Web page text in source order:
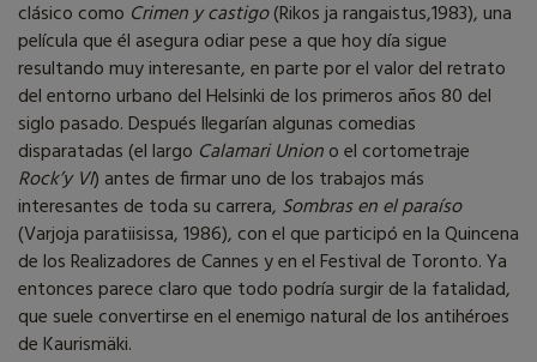
clásico como Crimen y castigo(Rikos ja rangaistus,1983), una
película que él asegura odiar pese a que hoy día sigue
resultando muy interesante, en parte por el valor del retrato
del entorno urbano del Helsinki de los primeros años 80 del
siglo pasado. Después llegarían algunas comedias
disparatadas (el largo Calamari Uniono el cortometraje
Rock’y VI) antes de firmar uno de los trabajos más
interesantes de toda su carrera, Sombras en el paraíso
(Varjoja paratiisissa, 1986), con el que participó en la Quincena
de los Realizadores de Cannes y en el Festival de Toronto. Ya
entonces parece claro que todo podría surgir de la fatalidad,
que suele convertirse en el enemigo natural de los antihéroes
de Kaurismäki.